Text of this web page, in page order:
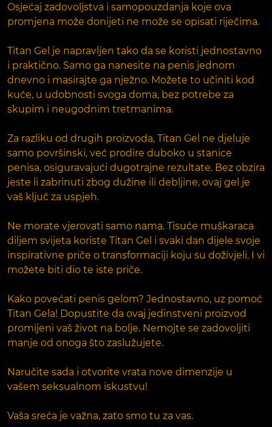
Osjećaj zadovoljstva i samopouzdanja koje ova
promjena može donijeti ne može se opisati riječima.
Titan Gel je napravljen tako da se koristi jednostavno
i praktično. Samo ga nanesite na penis jednom
dnevno i masirajte ga nježno. Možete to učiniti kod
kuće, u udobnosti svoga doma, bez potrebe za
skupim i neugodnim tretmanima.
Za razliku od drugih proizvoda, Titan Gel ne djeluje
samo površinski, već prodire duboko u stanice
penisa, osiguravajući dugotrajne rezultate. Bez obzira
jeste li zabrinuti zbog dužine ili debljine, ovaj gel je
vaš ključ za uspjeh.
Ne morate vjerovati samo nama. Tisuće muškaraca
diljem svijeta koriste Titan Gel i svaki dan dijele svoje
inspirativne priče o transformaciji koju su doživjeli. I vi
možete biti dio te iste priče.
Kako povećati penis gelom? Jednostavno, uz pomoć
Titan Gela! Dopustite da ovaj jedinstveni proizvod
promijeni vaš život na bolje. Nemojte se zadovoljiti
manje od onoga što zaslužujete.
Naručite sada i otvorite vrata nove dimenzije u
vašem seksualnom iskustvu!
Vaša sreća je važna, zato smo tu za vas.